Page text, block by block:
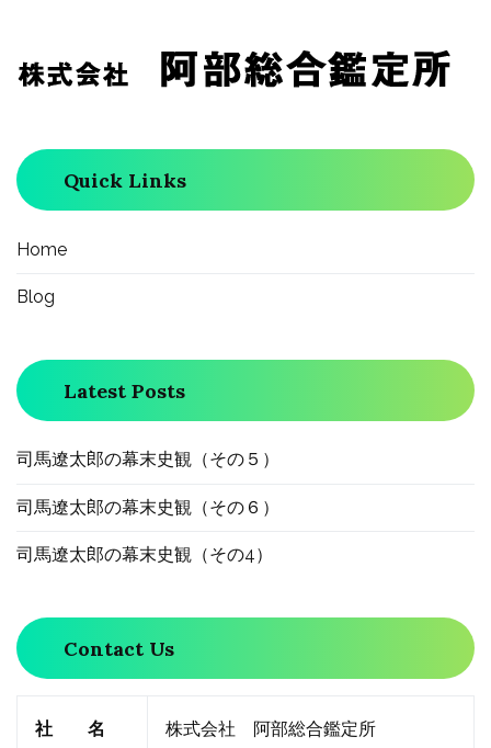
ゲ
シ
ョ
Quick Links
Home
Blog
Latest Posts
司馬遼太郎の幕末史観（その５）
司馬遼太郎の幕末史観（その６）
司馬遼太郎の幕末史観（その4）
Contact Us
社 名 株式会社 阿部総合鑑定所